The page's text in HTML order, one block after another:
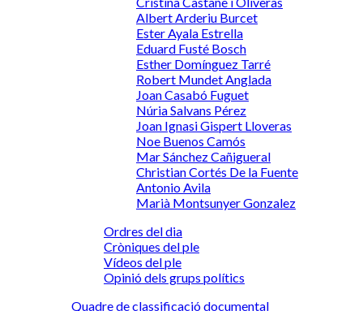
Albert Arderiu Burcet
Ester Ayala Estrella
Eduard Fusté Bosch
Esther Domínguez Tarré
Robert Mundet Anglada
Joan Casabó Fuguet
Núria Salvans Pérez
Joan Ignasi Gispert Lloveras
Noe Buenos Camós
Mar Sánchez Cañigueral
Christian Cortés De la Fuente
Antonio Avila
Marià Montsunyer Gonzalez
Ordres del dia
Cròniques del ple
Vídeos del ple
Opinió dels grups polítics
Quadre de classificació documental